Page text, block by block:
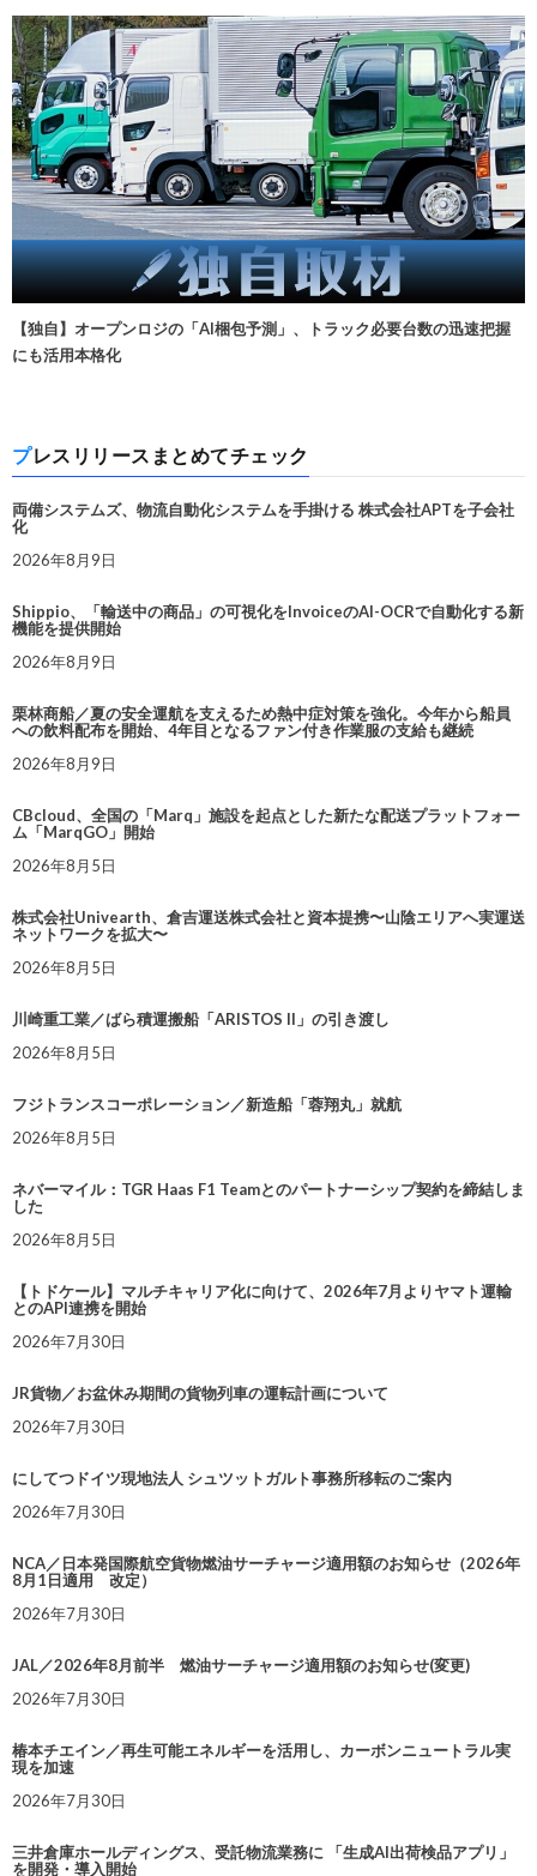
【独自】オープンロジの「AI梱包予測」、トラック必要台数の迅速把握
にも活用本格化
プレスリリースまとめてチェック
両備システムズ、物流自動化システムを手掛ける 株式会社APTを子会社
化
2026年8月9日
Shippio、「輸送中の商品」の可視化をInvoiceのAI-OCRで自動化する新
機能を提供開始
2026年8月9日
栗林商船／夏の安全運航を支えるため熱中症対策を強化。今年から船員
への飲料配布を開始、4年目となるファン付き作業服の支給も継続
2026年8月9日
CBcloud、全国の「Marq」施設を起点とした新たな配送プラットフォー
ム「MarqGO」開始
2026年8月5日
株式会社Univearth、倉吉運送株式会社と資本提携〜山陰エリアへ実運送
ネットワークを拡大〜
2026年8月5日
川崎重工業／ばら積運搬船「ARISTOS II」の引き渡し
2026年8月5日
フジトランスコーポレーション／新造船「蓉翔丸」就航
2026年8月5日
ネバーマイル：TGR Haas F1 Teamとのパートナーシップ契約を締結しま
した
2026年8月5日
【トドケール】マルチキャリア化に向けて、2026年7月よりヤマト運輸
とのAPI連携を開始
2026年7月30日
JR貨物／お盆休み期間の貨物列車の運転計画について
2026年7月30日
にしてつドイツ現地法人 シュツットガルト事務所移転のご案内
2026年7月30日
NCA／日本発国際航空貨物燃油サーチャージ適用額のお知らせ（2026年
8月1日適用 改定）
2026年7月30日
JAL／2026年8月前半 燃油サーチャージ適用額のお知らせ(変更)
2026年7月30日
椿本チエイン／再生可能エネルギーを活用し、カーボンニュートラル実
現を加速
2026年7月30日
三井倉庫ホールディングス、受託物流業務に 「生成AI出荷検品アプリ」
を開発・導入開始